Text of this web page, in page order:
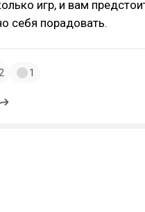
игр, и вам
себя порадовать.
1